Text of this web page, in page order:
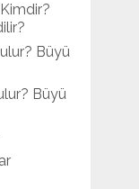
Büyü
Büyü